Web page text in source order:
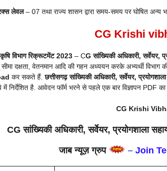
लेवल– 07 तथा राज्य शासन द्वारा समय-समय पर घोषित अन्य
CG Krishi
विभाग रिक्रूटमेंट 2023 – CG सांख्यिकी अधिकारी,
दक्षता, वेतनमान आदि की गहन अध्ययन करके अभ्यर्थी विभाग
कर सकते हैं.छत्तीसगढ़ सांख्यिकी अधिकारी, सर्वेयर,
में निर्देशित है. आवेदन फॉर्म भरने से पहले एक बार विज्ञापन PDF
CG Krishi
CG सांख्यिकी अधिकारी, सर्वेयर, प्रयोगशाला
जाब न्यूज़ ग्रुप – Join